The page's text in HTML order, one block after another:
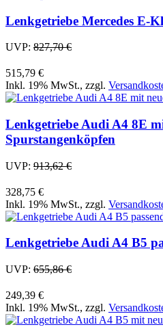
Lenkgetriebe Mercedes E-
UVP: 827,70 €
515,79 €
Inkl. 19% MwSt., zzgl.
Lenkgetriebe Audi A4 8E
Spurstangenköpfen
UVP: 913,62 €
328,75 €
Inkl. 19% MwSt., zzgl.
Lenkgetriebe Audi A4 B5
UVP: 655,86 €
249,39 €
Inkl. 19% MwSt., zzgl.